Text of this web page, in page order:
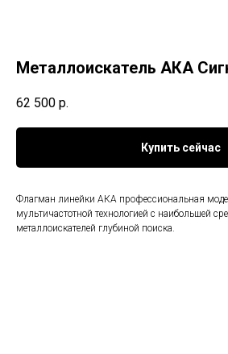
Металлоискатель АКА
62 500 р.
Купить сейчас
Флагман линейки АКА профессиональная
мультичастотной технологией с наибольшей
металлоискателей глубиной поиска.